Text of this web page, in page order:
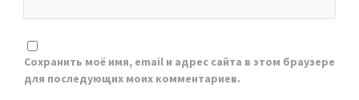
Сохранить моё имя, email и адрес сайта в этом браузере
для последующих моих комментариев.